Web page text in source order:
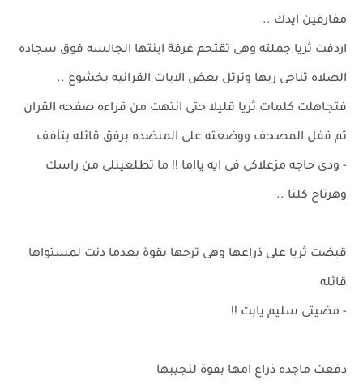
مفارقين ايدك ..
اردفت ثريا جملته وهى تقتحم غرفة ابنتها الجالسه فوق سجاده
الصلاه تناجى ربها وترتل بعض الايات القرانيه بخشوع ..
فتجاهلت كلمات ثريا قليلا حتى انتهت من قراءه صفحه القران
ثم قفل المصحف ووضعته على المنضده برفق قائله بتأفف
- ودى حاجه مزعلاكى فى ايه يااما !! ما تطلعينلى من راسك
وهرتاح كلنا ..
قبضت ثريا على ذراعها وهى ترجها بقوة بعدما دنت لمستواها
قائله
- مضيتى سليم يابت !!
دفعت ماجده ذراع امها بقوة لتجيبها